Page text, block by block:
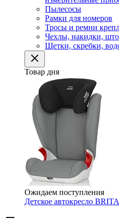
Пылесосы
Рамки для номеров
Тросы и ремни
Чехлы, накидки,
Щетки, скребки,
Товар дня
Ожидаем поступления
Детское автокресло